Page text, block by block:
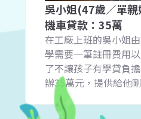
吳小姐(47歲／單親
機車貸款：35萬
在工廠上班的吳小姐
學需要一筆註冊費用
了不讓孩子有學貸負
辦35萬元，提供給他
用，而不需要等年終
資金可以使用。